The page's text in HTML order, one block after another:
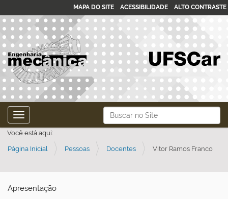
Busca
Busca Avançada…
MAPA DO SITE ACESSIBILIDADE ALTO CONTRASTE
Toggle navigation
Você está aqui:
Página Inicial Pessoas Docentes Vitor Ramos Franco
Apresentação